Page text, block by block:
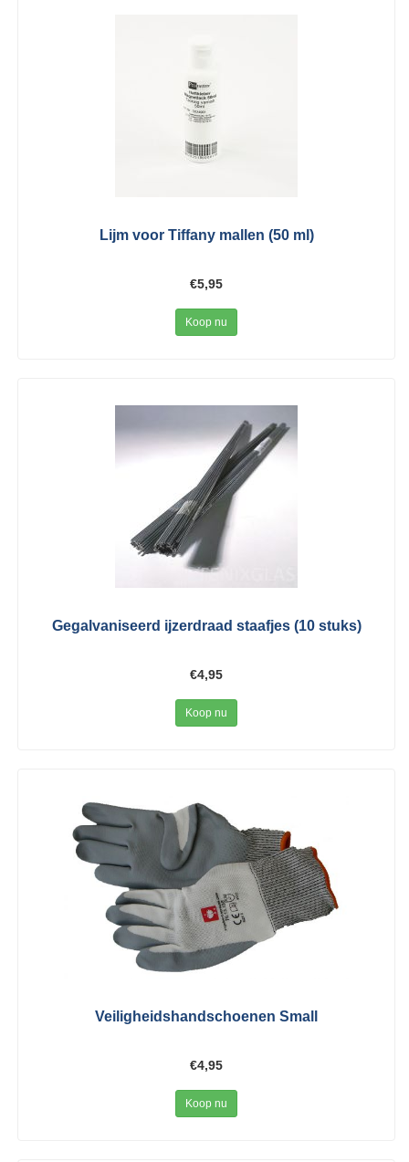
Lijm voor Tiffany mallen (50 ml)
€5,95
Koop nu
Gegalvaniseerd ijzerdraad staafjes (10 stuks)
€4,95
Koop nu
Veiligheidshandschoenen Small
€4,95
Koop nu